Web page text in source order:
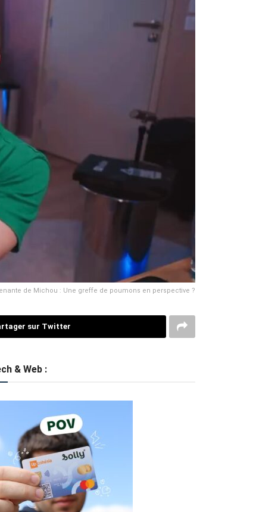
de Michou : Une greffe de poumons en perspective ?
sur Twitter
& Web :